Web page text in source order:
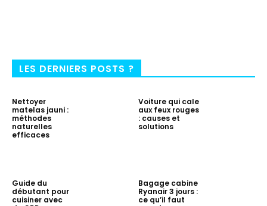
LES DERNIERS POSTS ?
Nettoyer
matelas jauni :
méthodes
naturelles
efficaces
Voiture qui cale
aux feux rouges
: causes et
solutions
Guide du
débutant pour
cuisiner avec
Bagage cabine
Ryanair 3 jours :
ce qu’il faut